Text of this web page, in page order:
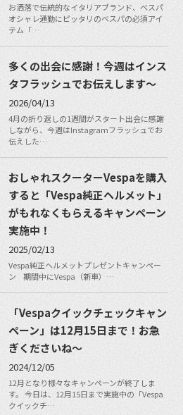
お洒落で伝統的なイタリアブランド、ベスパ
オシャレ通勤にピッタリのベスパの必須アイ
テム「…
多くの出会に感謝！今週はインス
タフラッシュでお伝えします〜
2026/04/13
4月の折り返しの1週間がスタート出会に感謝
しながら、今週はInstagramフラッシュでお
伝えした…
おしゃれスクーターVespaを購入
すると「Vespa純正ヘルメット」
がもれなくもらえるキャンペーン
実施中！
2025/02/13
Vespa純正ヘルメットプレゼントキャンペー
ン 期間中にVespa（新車）…
「Vespaクイックチェックキャン
ペーン」は12月15日まで！お急
ぎくださいね〜
2024/12/05
12月となり様々なキャンペーンが終了しま
す。 今日は、12月15日まで実施中の「Vespa
クイックチ…